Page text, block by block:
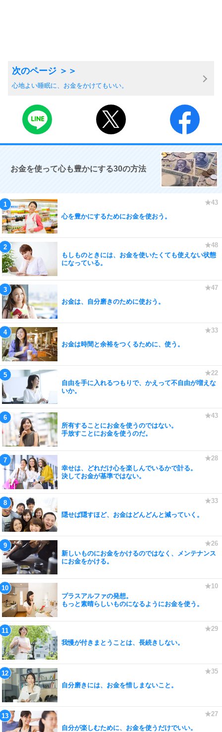
心地よい睡眠に、お金をかけてもいい。
お金を使って心も豊かにする30の方法
心を豊かにするためにお金を使おう。
もしものときには、お金を使いたくても使えない状態
になっている。
お金は、自分磨きのために使おう。
お金は時間と余裕をつくるために、使う。
自由を手に入れるつもりで、かえって不自由が増えな
いか。
所有することにお金を使うのではない。
手放すことにお金を使うのだ。
幸せは、どれだけ心を楽しんでいるかで計る。
決してお金が基準ではない。
隠せば隠すほど、お金はどんどんと減っていく。
新しいものにお金をかけるのではなく、メンテナンス
にお金をかける。
プラスアルファの発想。
もっと素晴らしいものになるようにお金を使う。
我慢が付きまとうことは、長続きしない。
自分磨きには、お金を惜しまないこと。
自分が楽しむために、お金を使うだけでいい。